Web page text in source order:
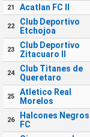
21 Acatlan FC II
22
Club Deportivo
Etchojoa
23
Club Deportivo
Zitacuaro II
24
Club Titanes de
Queretaro
25
Atletico Real
Morelos
26
Halcones Negros
FC